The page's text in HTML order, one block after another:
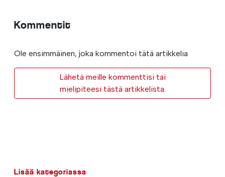
Kommentit
Ole ensimmäinen, joka kommentoi tätä artikkelia
Lähetä meille kommenttisi tai
mielipiteesi tästä artikkelista.
Lisää kategoriassa